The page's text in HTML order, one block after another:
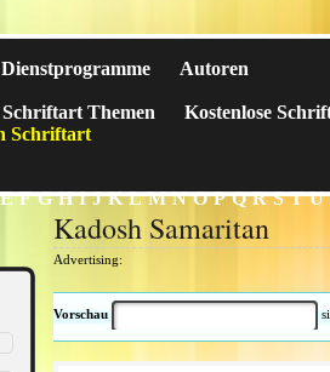
Dienstprogramme Autoren
Schriftart Themen
Kostenlose
Schriftart
E F G H I J K L M N O P Q R S T U
Kadosh Samaritan
Advertising:
Vorschau